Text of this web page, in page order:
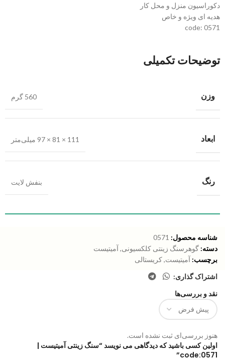
دکوراسیون منزل و محل کار
هدیه ای ویژه و خاص
code: 0571
توضیحات تکمیلی
وزن 560 گرم
ابعاد 111 × 81 × 97 میلی‌متر
رنگ بنفش لایت
شناسه محصول: 0571
دسته: گوهرسنگ زینتی کلکسیونی,آمیتیست
برچسب: آمیتیست,کریستالی
اشتراک گذاری:
نقد و بررسی‌ها
هنوز بررسی‌ای ثبت نشده است.
اولین کسی باشید که دیدگاهی می نویسد “سنگ زینتی آمیتیست |
code:0571”